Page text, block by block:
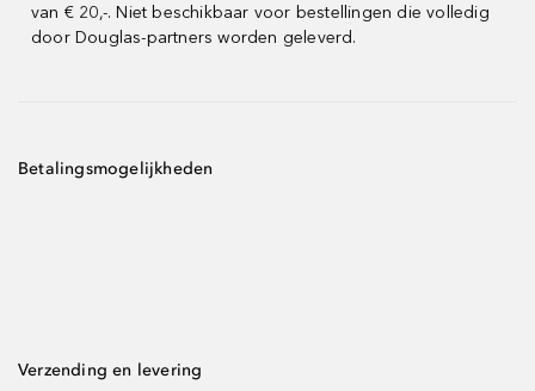
van € 20,-. Niet beschikbaar voor bestellingen die volledig
door Douglas-partners worden geleverd.
Betalingsmogelijkheden
Verzending en levering